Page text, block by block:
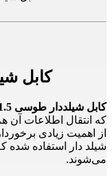
کابل
کابل شیلددار طوسی 1.5در3 سیمپود
که انتقال اطلاعات آن‌
از اهمیت زیادی
شیلد دار استفاده‌
می‌شوند.